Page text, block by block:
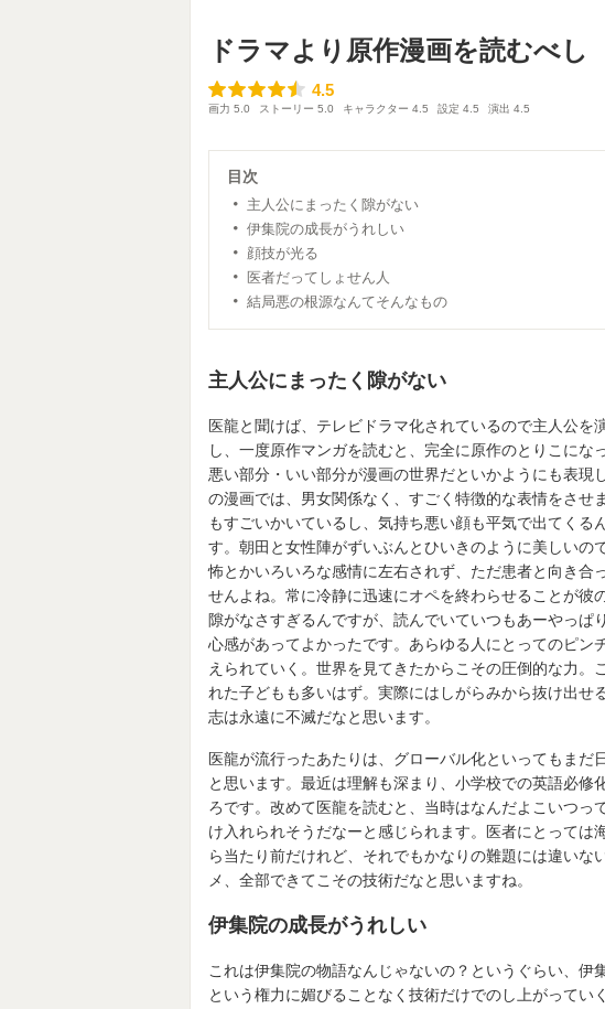
ドラマより原作漫画を読むべし
4.5
4.5
画力 5.0 ストーリー 5.0 キャラクター 4.5 設定 4.5 演出 4.5
目次
主人公にまったく隙がない
伊集院の成長がうれしい
顔技が光る
医者だってしょせん人
結局悪の根源なんてそんなもの
主人公にまったく隙がない
医龍と聞けば、テレビドラマ化されているので主人公
し、一度原作マンガを読むと、完全に原作のとりこに
悪い部分・いい部分が漫画の世界だといかようにも表現
の漫画では、男女関係なく、すごく特徴的な表情をさ
もすごいかいているし、気持ち悪い顔も平気で出てく
す。朝田と女性陣がずいぶんとひいきのように美しいの
怖とかいろいろな感情に左右されず、ただ患者と向き合
せんよね。常に冷静に迅速にオペを終わらせることが彼
隙がなさすぎるんですが、読んでいていつもあーやっ
心感があってよかったです。あらゆる人にとってのピン
えられていく。世界を見てきたからこその圧倒的な力
れた子どもも多いはず。実際にはしがらみから抜け出せ
志は永遠に不滅だなと思います。
医龍が流行ったあたりは、グローバル化といってもまだ
と思います。最近は理解も深まり、小学校での英語必修
ろです。改めて医龍を読むと、当時はなんだよこいつっ
け入れられそうだなーと感じられます。医者にとっては
ら当たり前だけれど、それでもかなりの難題には違い
メ、全部できてこその技術だなと思いますね。
伊集院の成長がうれしい
これは伊集院の物語なんじゃないの？というぐらい、伊
という権力に媚びることなく技術だけでのし上がってい